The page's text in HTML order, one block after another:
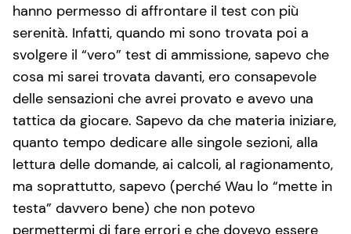
hanno permesso di affrontare il test con più
serenità. Infatti, quando mi sono trovata poi a
svolgere il “vero” test di ammissione, sapevo che
cosa mi sarei trovata davanti, ero consapevole
delle sensazioni che avrei provato e avevo una
tattica da giocare. Sapevo da che materia iniziare,
quanto tempo dedicare alle singole sezioni, alla
lettura delle domande, ai calcoli, al ragionamento,
ma soprattutto, sapevo (perché Wau lo “mette in
testa” davvero bene) che non potevo
permettermi di fare errori e che dovevo essere